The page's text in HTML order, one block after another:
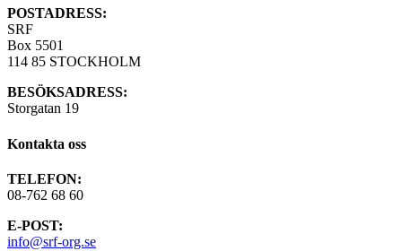
POSTADRESS:
SRF
Box 5501
114 85 STOCKHOLM
BESÖKSADRESS:
Storgatan 19
Kontakta oss
TELEFON:
08-762 68 60
E-POST:
info@srf-org.se